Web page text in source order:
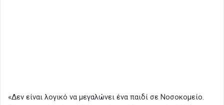
«Δεν είναι λογικό να μεγαλώνει ένα παιδί σε Νοσοκομείο.